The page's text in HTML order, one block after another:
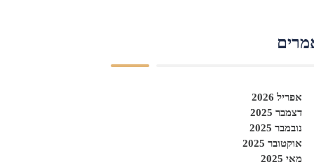
אפריל 2026
דצמבר 2025
נובמבר 2025
אוקטובר 2025
מאי 2025